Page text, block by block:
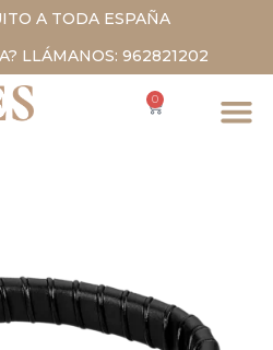
A TODA ESPAÑA
LLÁMANOS: 962821202
0